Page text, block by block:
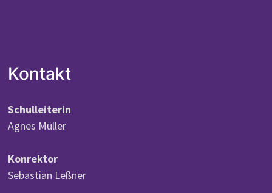
Kontakt
Schulleiterin
Agnes Müller
Konrektor
Sebastian Leßner